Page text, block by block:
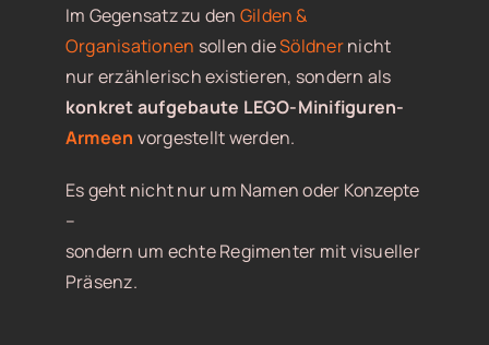
Im Gegensatz zu den Gilden &
Organisationen sollen dieSöldnernicht
nur erzählerisch existieren, sondern als
konkret aufgebaute LEGO-Minifiguren-
Armeen vorgestellt werden.
Es geht nicht nur um Namen oder Konzepte
–
sondern um echte Regimenter mit visueller
Präsenz.